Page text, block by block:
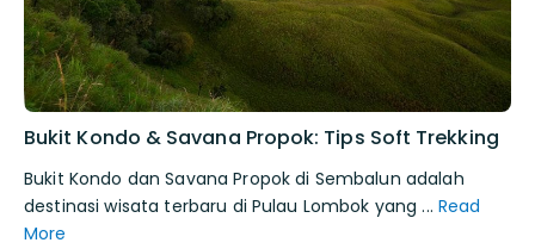
Bukit Kondo & Savana Propok: Tips Soft Trekking
Bukit Kondo dan Savana Propok di Sembalun adalah
destinasi wisata terbaru di Pulau Lombok yang ...Read
More